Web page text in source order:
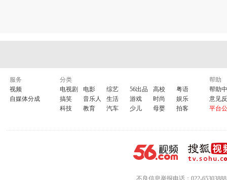
服务
视频
自媒体分成
分类
电视剧
电影 综艺 56出品 高校
粤语
搞笑
音乐人 生活 游戏 时尚
娱乐
科技
教育 汽车 少儿 母婴 拍客
帮助
帮助
意见
平台
不良信息举报电话：022-65303888